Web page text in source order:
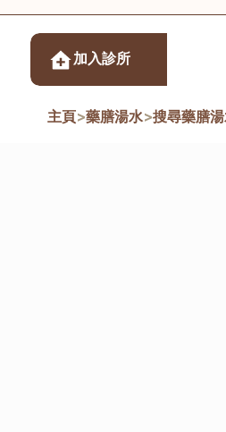
加入診所
主頁>藥膳湯水>搜尋藥膳